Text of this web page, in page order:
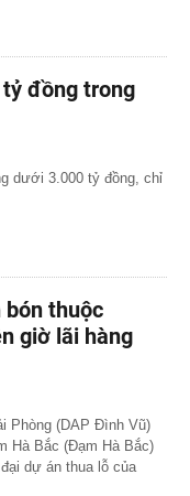
đồng trong
dưới 3.000 tỷ đồng, chỉ
bón thuộc
giờ lãi hàng
Phòng (DAP Đình Vũ)
Hà Bắc (Đạm Hà Bắc)
dự án thua lỗ của